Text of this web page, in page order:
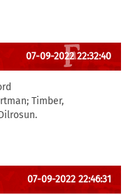
07-09-2022 22:32:40
Timber,
07-09-2022 22:46:31